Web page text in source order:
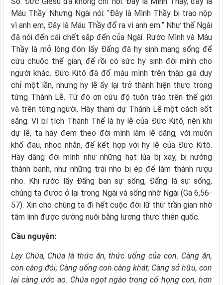
Máu Thầy. Nhưng Ngài nói: “Đây là Mình Thầy bị trao nộp
vì anh em, Đây là Máu Thầy đổ ra vì anh em.” Như thế Ngài
đã nói đến cái chết sắp đến của Ngài. Rước Mình và Máu
Thầy là mở lòng đón lấy Đấng đã hy sinh mạng sống để
cứu chuộc thế gian, để rồi có sức hy sinh đời mình cho
người khác. Đức Kitô đã đổ máu mình trên thập giá duy
chỉ một lần, nhưng hy lễ ấy lại trở thành hiện thực trong
từng Thánh Lễ. Từ đó ơn cứu độ tuôn trào trên thế giới
và trên từng người. Hãy tham dự Thánh Lễ một cách sốt
sắng. Vì bí tích Thánh Thể là hy lễ của Đức Kitô, nên khi
dự lễ, ta hãy đem theo đời mình làm lễ dâng, với muôn
khổ đau, nhọc nhằn, để kết hợp với hy lễ của Đức Kitô.
Hãy dâng đời mình như những hạt lúa bị xay, bị nướng
thành bánh, như những trái nho bị ép để làm thành rượu
nho. Khi rước lấy Đấng ban sự sống, Đấng là sự sống,
chúng ta được ở lại trong Ngài và sống nhờ Ngài (Ga 6,56-
57). Xin cho chúng ta đi hết cuộc đời lữ thứ trần gian nhờ
tâm linh được dưỡng nuôi bằng lương thực thiên quốc.
Cầu nguyện:
Lạy Chúa, Chúa là thức ăn, thức uống của con. Càng ăn,
con càng đói; Càng uống con càng khát; Càng sở hữu, con
lại càng ước ao. Chúa ngọt ngào trong cổ họng con, hơn